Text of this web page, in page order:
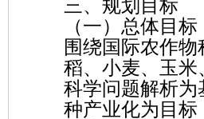
三、规划目标
（一）总体目标
围绕国际农作
稻、小麦、玉
科学问题解析
种产业化为目